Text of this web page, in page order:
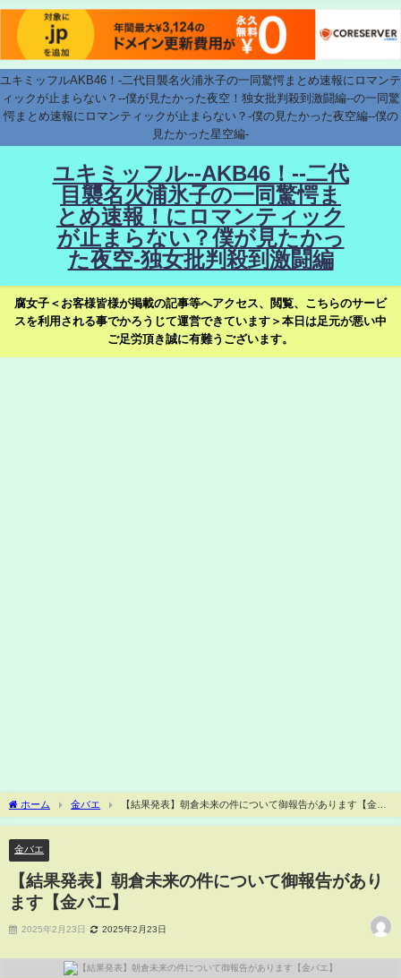
ユキミッフルAKB46！-二代目襲名火浦氷子の一同驚愕まとめ速報にロマンテ
ィックが止まらない？--僕が見たかった夜空！独女批判殺到激闘編--の一同驚
愕まとめ速報にロマンティックが止まらない？-僕の見たかった夜空編--僕の
見たかった星空編-
ユキミッフル--AKB46！--二代
目襲名火浦氷子の一同驚愕ま
とめ速報！にロマンティック
が止まらない？僕が見たかっ
た夜空-独女批判殺到激闘編
腐女子＜お客様皆様が掲載の記事等へアクセス、閲覧、こちらのサービ
スを利用される事でかろうじて運営できています＞本日は足元が悪い中
ご足労頂き誠に有難うございます。
ホーム 金バエ
【結果発表】朝倉未来の件について御報告があります【金バ
エ】
金バエ
【結果発表】朝倉未来の件について御報告があり
ます【金バエ】
2025年2月23日 2025年2月23日